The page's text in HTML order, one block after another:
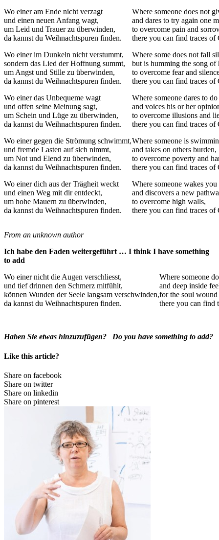
Wo einer am Ende nicht verzagt
und einen neuen Anfang wagt,
um Leid und Trauer zu überwinden,
da kannst du Weihnachtspuren finden.
Wo einer im Dunkeln nicht verstummt,
sondern das Lied der Hoffnung summt,
um Angst und Stille zu überwinden,
da kannst du Weihnachtspuren finden.
Wo einer das Unbequeme wagt
und offen seine Meinung sagt,
um Schein und Lüge zu überwinden,
da kannst du Weihnachtspuren finden.
Wo einer gegen die Strömung schwimmt,
und fremde Lasten auf sich nimmt,
um Not und Elend zu überwinden,
da kannst du Weihnachtspuren finden.
Wo einer dich aus der Trägheit weckt
und einen Weg mit dir entdeckt,
um hohe Mauern zu überwinden,
da kannst du Weihnachtspuren finden.
Where someone does not
and dares to try again one
to overcome pain and
there you can find traces of
Where some does not fall
but is humming the song of
to overcome fear and
there you can find traces of
Where someone dares to
and voices his or her
to overcome illusions and
there you can find traces of
Where someone is
and takes on others burden,
to overcome poverty and
there you can find traces of
Where someone wakes
and discovers a new
to overcome high walls,
there you can find traces of
From an unknown author
Ich habe den Faden weitergeführt … I think I have something
to add
Wo einer nicht die Augen verschliesst,
und tief drinnen den Schmerz mitfühlt,
können Wunden der Seele langsam verschwinden,
da kannst du Weihnachtspuren finden.
Where someone
and deep inside
for the soul
there you can find
Haben Sie etwas hinzuzufügen? Do you have something to add?
Like this article?
Share on facebook
Share on twitter
Share on linkedin
Share on pinterest